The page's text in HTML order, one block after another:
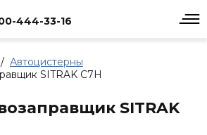
444-33-16
Автоцистерны
SITRAK C7H
SITRAK